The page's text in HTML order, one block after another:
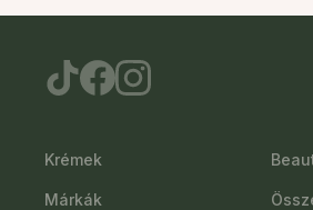
Krémek
Márkák